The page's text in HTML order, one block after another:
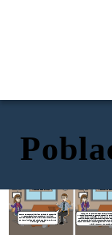
ganadería ?
Dentro del sector primario en Salamanca predomina
el sector agrario que constituye la principal
actividad económica de la mayoría de zonas rurales
de la provincia de Salamanca. Destaca el cultivo de
maíz, trigo y cebada
visitantes de Salamanca
Existe un plan anual de 2024 para mejoras
explotación forestal en general necesario para
repoblación y puesta en valor de los montes
En Salamanca existen diferentes piscifactorías,
se encuentra la principal productora de
sector en alza que intenta lograr el equilibrio
marina y consumo responsable
visitantes de